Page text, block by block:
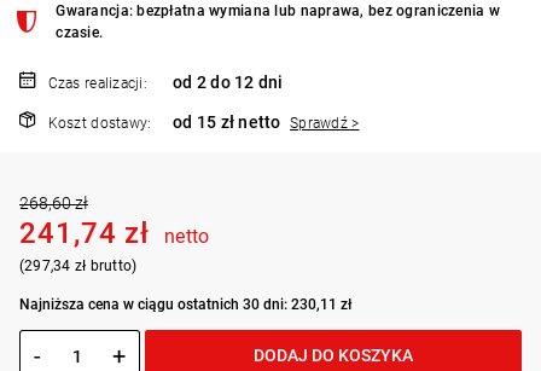
Gwarancja: bezpłatna wymiana lub naprawa, bez ograniczenia w
czasie.
Czas realizacji: od 2 do 12 dni
Koszt dostawy: od 15 zł netto Sprawdź >
268,60 zł
241,74 zł netto
(297,34 zł brutto)
Najniższa cena w ciągu ostatnich 30 dni: 230,11 zł
- + DODAJ DO KOSZYKA